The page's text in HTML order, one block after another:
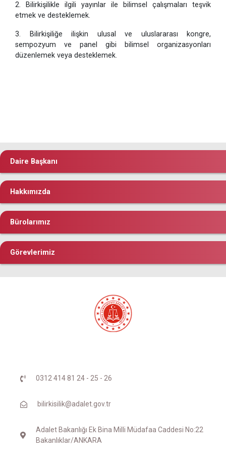
2. Bilirkişilikle ilgili yayınlar ile bilimsel çalışmaları teşvik
etmek ve desteklemek.
3. Bilirkişiliğe ilişkin ulusal ve uluslararası kongre,
sempozyum ve panel gibi bilimsel organizasyonları
düzenlemek veya desteklemek.
Daire Başkanı
Hakkımızda
Bürolarımız
Görevlerimiz
0312 414 81 24 - 25 - 26
bilirkisilik@adalet.gov.tr
Adalet Bakanlığı Ek Bina Milli Müdafaa Caddesi No:22
Bakanlıklar/ANKARA